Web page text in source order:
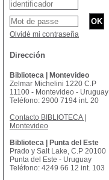
Olvidé mi contraseña
Dirección
Biblioteca | Montevideo
Zelmar Michelini 1220 C.P
11100 - Montevideo - Uruguay
Teléfono: 2900 7194 int. 20
Contacto BIBLIOTECA |
Montevideo
Biblioteca | Punta del Este
Prado y Salt Lake, C.P 20100
Punta del Este - Uruguay
Teléfono: 4249 66 12 int. 103